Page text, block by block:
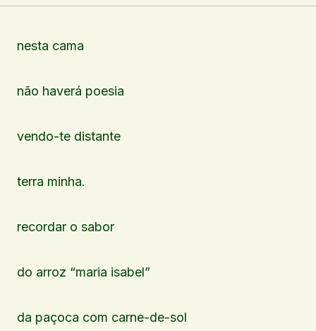
nesta cama
não haverá poesia
vendo-te distante
terra minha.
recordar o sabor
do arroz “maria isabel”
da paçoca com carne-de-sol